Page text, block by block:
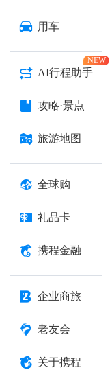
用车
AI行程助手
NEW
攻略·景点
旅游地图
全球购
礼品卡
携程金融
企业商旅
老友会
关于携程